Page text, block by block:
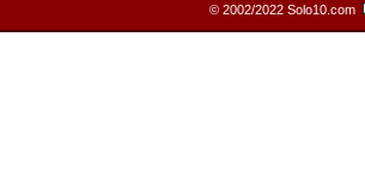
© 2002/2022 Solo10.com